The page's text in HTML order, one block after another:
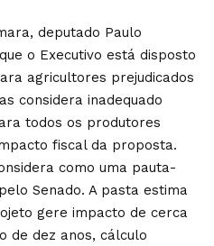
deputado Paulo
o Executivo está disposto
agricultores prejudicados
considera inadequado
todos os produtores
fiscal da proposta.
como uma pauta-
Senado. A pasta estima
gere impacto de cerca
de dez anos, cálculo